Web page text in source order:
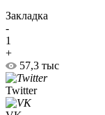
Закладка
-
1
+
57,3 тыс
Twitter